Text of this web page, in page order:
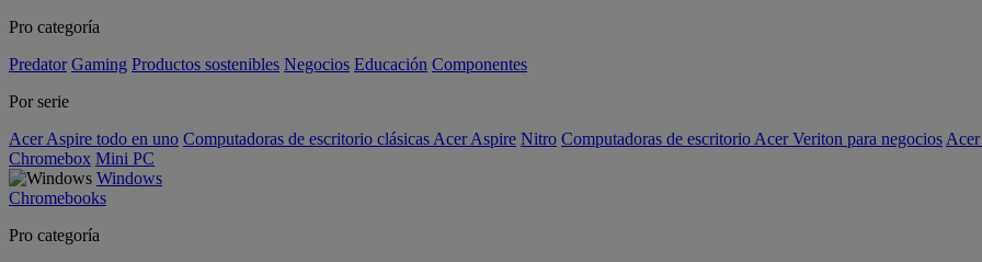
Pro categoría
Predator Gaming Productos sostenibles Negocios Educación Componentes
Por serie
Acer Aspire todo en uno Computadoras de escritorio clásicas Acer Aspire Nitro Computadoras de escritorio Acer Veriton para negocios
Chromebox Mini PC
Windows
Chromebooks
Pro categoría